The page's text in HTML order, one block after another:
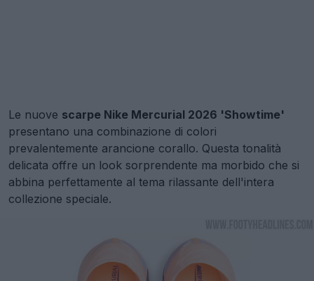
Le nuove scarpe Nike Mercurial 2026 'Showtime'
presentano una combinazione di colori
prevalentemente arancione corallo. Questa tonalità
delicata offre un look sorprendente ma morbido che si
abbina perfettamente al tema rilassante dell'intera
collezione speciale.